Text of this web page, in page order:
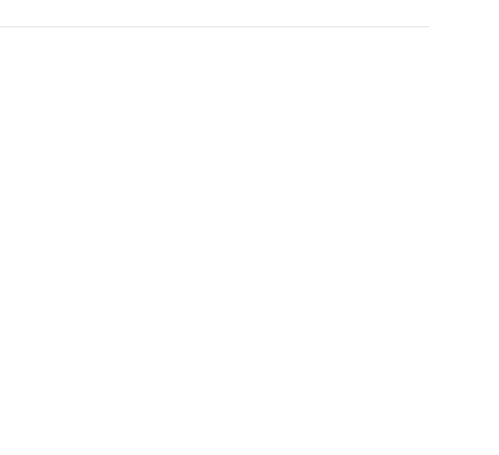
éviter d'endommager les autres composants. Une